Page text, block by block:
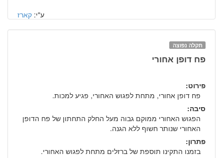
ע"י: קארז
תקלה נפוצה
פח דופן אחורי
פירוט:
פח דופן אחורי, מתחת לפגוש האחורי, פגיע למכות.
סיבה:
הפגוש האחורי ממוקם גבוה מעל החלק התחתון של פח הדופן
האחורי שנותר חשוף ללא הגנה.
פתרון:
בזמנו התקינו תוספת של ברזלים מתחת לפגוש האחורי.